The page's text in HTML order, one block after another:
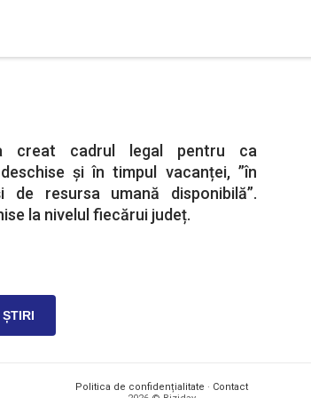
creat cadrul legal pentru ca
și în timpul vacanței, ”în
resursa umană disponibilă”.
la nivelul fiecărui județ.
Politica de confidențialitate · Contact